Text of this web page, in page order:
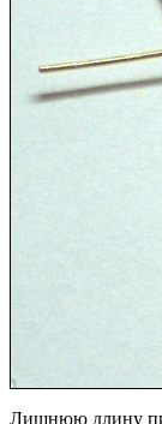
Лишнюю длину